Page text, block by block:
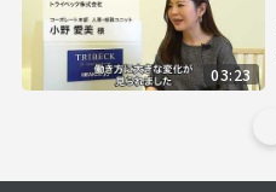
03:23